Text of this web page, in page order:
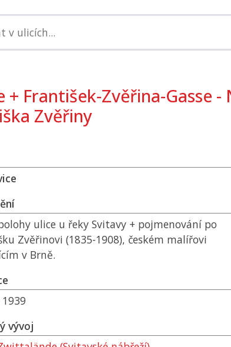
+ František-Zvěřina-Gasse -
Zvěřiny
ulice u řeky Svitavy + pojmenování po
Zvěřinovi (1835-1908), českém malířovi
v Brně.
vývoj